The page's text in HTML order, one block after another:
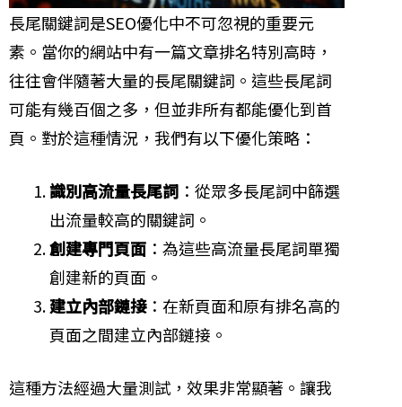
長尾關鍵詞是SEO優化中不可忽視的重要元
素。當你的網站中有一篇文章排名特別高時，
往往會伴隨著大量的長尾關鍵詞。這些長尾詞
可能有幾百個之多，但並非所有都能優化到首
頁。對於這種情況，我們有以下優化策略：
識別高流量長尾詞 ：從眾多長尾詞中篩選
出流量較高的關鍵詞。
創建專門頁面 ：為這些高流量長尾詞單獨
創建新的頁面。
建立內部鏈接：在新頁面和原有排名高的
頁面之間建立內部鏈接。
這種方法經過大量測試，效果非常顯著。讓我